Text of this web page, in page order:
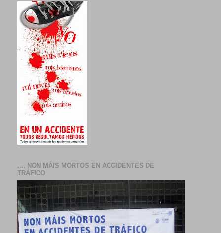
.... NON MÁIS MORTOS EN ACCIDENTES DE
TRÁFICO